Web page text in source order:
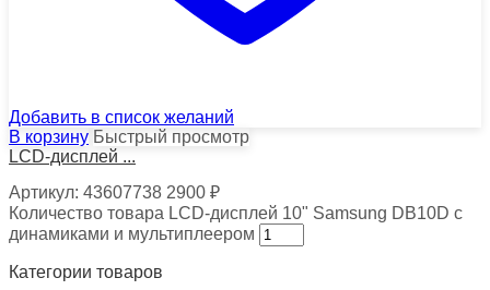
Добавить в список желаний
В корзину Быстрый просмотр
LCD-дисплей ...
Артикул: 43607738 2900 ₽
Количество товара LCD-дисплей 10" Samsung DB10D с
динамиками и мультиплеером
Категории товаров